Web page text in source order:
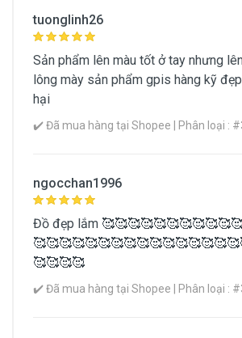
55.000đ
45.000đ
Mua Ngay
tuonglinh26
Sản phẩm lên màu tốt ở tay nhưng
lông mày sản phẩm gpis hàng kỹ
hại
✔️ Đã mua hàng tại Shopee | Phân loại :
ngocchan1996
Đồ đẹp lắm
🥰🥰🥰🥰
✔️ Đã mua hàng tại Shopee | Phân loại :